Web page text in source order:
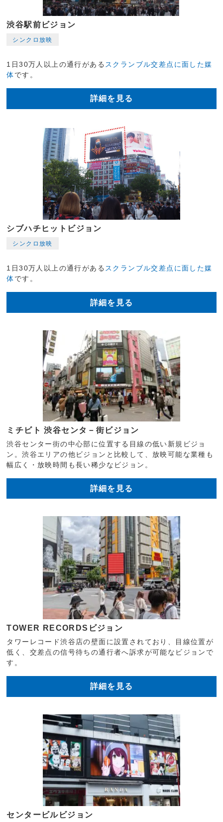
渋谷駅前ビジョン
シンクロ放映
1日30万人以上の通行がある スクランブル交差点に面した媒
体です。
詳細を見る
シブハチヒットビジョン
シンクロ放映
1日30万人以上の通行がある スクランブル交差点に面した媒
体です。
詳細を見る
ミチビト 渋谷センタ－街ビジョン
渋谷センター街の中心部に位置する目線の低い新規ビジョ
ン。渋谷エリアの他ビジョンと比較して、放映可能な業種も
幅広く・放映時間も長い稀少なビジョン。
詳細を見る
TOWER RECORDSビジョン
タワーレコード渋谷店の壁面に設置されており、目線位置が
低く、交差点の信号待ちの通行者へ訴求が可能なビジョンで
す。
詳細を見る
センタービルビジョン